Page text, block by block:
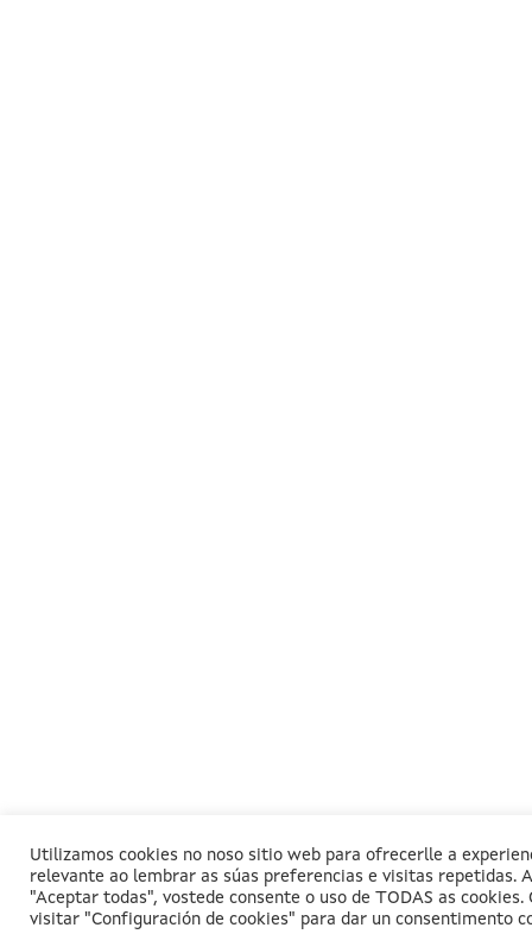
Utilizamos cookies no noso sitio web para ofrecerlle a
relevante ao lembrar as súas preferencias e visitas repetidas.
"Aceptar todas", vostede consente o uso de TODAS as cookies.
visitar "Configuración de cookies" para dar un consentimento